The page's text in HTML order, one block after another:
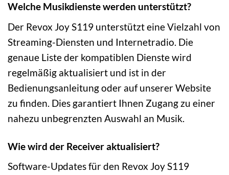
Welche Musikdienste werden unterstützt?
Der Revox Joy S119 unterstützt eine Vielzahl von
Streaming-Diensten und Internetradio. Die
genaue Liste der kompatiblen Dienste wird
regelmäßig aktualisiert und ist in der
Bedienungsanleitung oder auf unserer Website
zu finden. Dies garantiert Ihnen Zugang zu einer
nahezu unbegrenzten Auswahl an Musik.
Wie wird der Receiver aktualisiert?
Software-Updates für den Revox Joy S119